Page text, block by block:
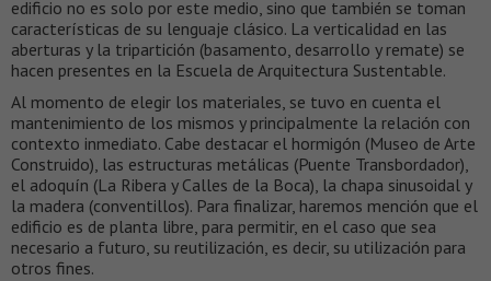
edificio no es solo por este medio, sino que también se toman
características de su lenguaje clásico. La verticalidad en las
aberturas y la tripartición (basamento, desarrollo y remate) se
hacen presentes en la Escuela de Arquitectura Sustentable.
Al momento de elegir los materiales, se tuvo en cuenta el
mantenimiento de los mismos y principalmente la relación con
contexto inmediato. Cabe destacar el hormigón (Museo de Arte
Construido), las estructuras metálicas (Puente Transbordador),
el adoquín (La Ribera y Calles de la Boca), la chapa sinusoidal y
la madera (conventillos). Para finalizar, haremos mención que el
edificio es de planta libre, para permitir, en el caso que sea
necesario a futuro, su reutilización, es decir, su utilización para
otros fines.